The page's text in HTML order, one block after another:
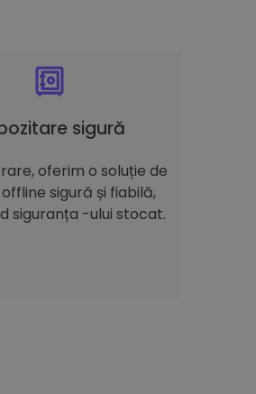
sigură
oferim o soluție de
sigură și fiabilă,
siguranța -ului stocat.